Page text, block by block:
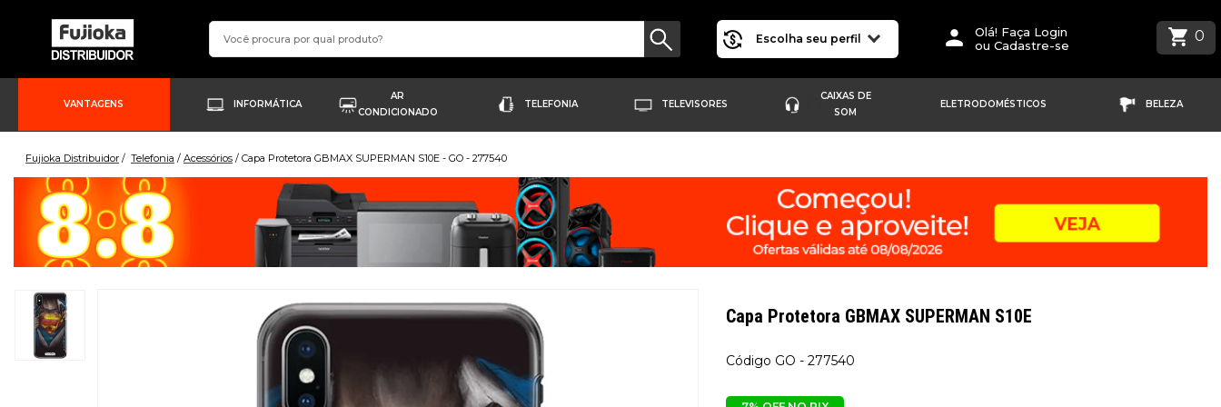
Escolha seu perfil
Olá! Faça Login
ou Cadastre-se
0
VANTAGENS INFORMÁTICA
AR
CONDICIONADO
TELEFONIA TELEVISORES
CAIXAS DE
SOM
ELETRODOMÉSTICOS BELEZA
Fujioka Distribuidor Telefonia Acessórios Capa Protetora GBMAX SUPERMAN S10E - GO - 277540
Capa Protetora GBMAX SUPERMAN S10E
GO - 277540